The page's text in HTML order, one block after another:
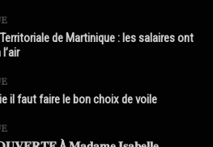
de Martinique : les salaires ont
il faut faire le bon choix de voile